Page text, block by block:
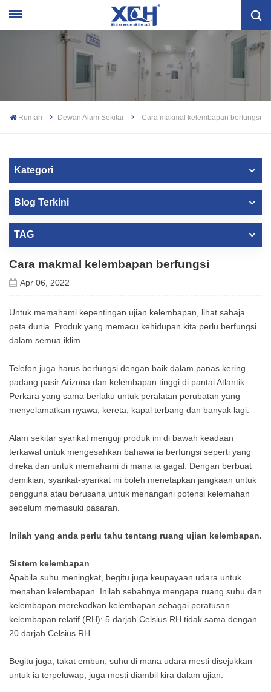
Rumah Dewan Alam Sekitar Cara makmal kelembapan berfungsi
Kategori
Blog Terkini
TAG
Cara makmal kelembapan berfungsi
Apr 06, 2022
Untuk memahami kepentingan ujian kelembapan, lihat sahaja
peta dunia. Produk yang memacu kehidupan kita perlu berfungsi
dalam semua iklim.
Telefon juga harus berfungsi dengan baik dalam panas kering
padang pasir Arizona dan kelembapan tinggi di pantai Atlantik.
Perkara yang sama berlaku untuk peralatan perubatan yang
menyelamatkan nyawa, kereta, kapal terbang dan banyak lagi.
Alam sekitar syarikat menguji produk ini di bawah keadaan
terkawal untuk mengesahkan bahawa ia berfungsi seperti yang
direka dan untuk memahami di mana ia gagal. Dengan berbuat
demikian, syarikat-syarikat ini boleh menetapkan jangkaan untuk
pengguna atau berusaha untuk menangani potensi kelemahan
sebelum memasuki pasaran.
Inilah yang anda perlu tahu tentang ruang ujian kelembapan.
Sistem kelembapan
Apabila suhu meningkat, begitu juga keupayaan udara untuk
menahan kelembapan. Inilah sebabnya mengapa ruang suhu dan
kelembapan merekodkan kelembapan sebagai peratusan
kelembapan relatif (RH): 5 darjah Celsius RH tidak sama dengan
20 darjah Celsius RH.
Begitu juga, takat embun, suhu di mana udara mesti disejukkan
untuk ia terpeluwap, juga mesti diambil kira dalam ujian.